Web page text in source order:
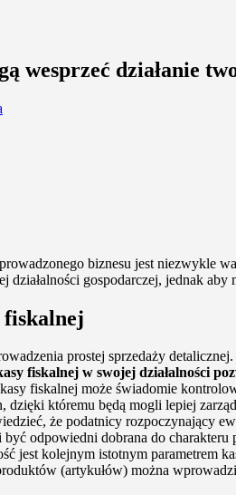
wesprzeć działanie
biznesu jest niezwykle
działalności gospodarczej, jednak
fiskalnej
prostej sprzedaży
fiskalnej w swojej działalności
fiskalnej może świadomie
dzięki któremu będą mogli lepiej
że podatnicy rozpoczynający
być odpowiedni dobrana do
jest kolejnym istotnym parametrem
(artykułów) można